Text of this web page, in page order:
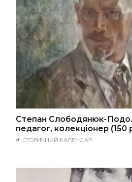
Степан Слободянюк-
педагог, колекціонер (150
# ІСТОРИЧНИЙ КАЛЕНДАР